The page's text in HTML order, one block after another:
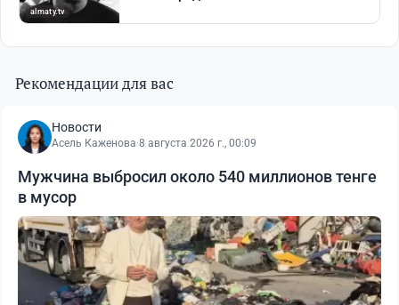
Рекомендации для вас
Новости
Асель Каженова·8 августа 2026 г., 00:09
Мужчина выбросил около 540 миллионов тенге
в мусор